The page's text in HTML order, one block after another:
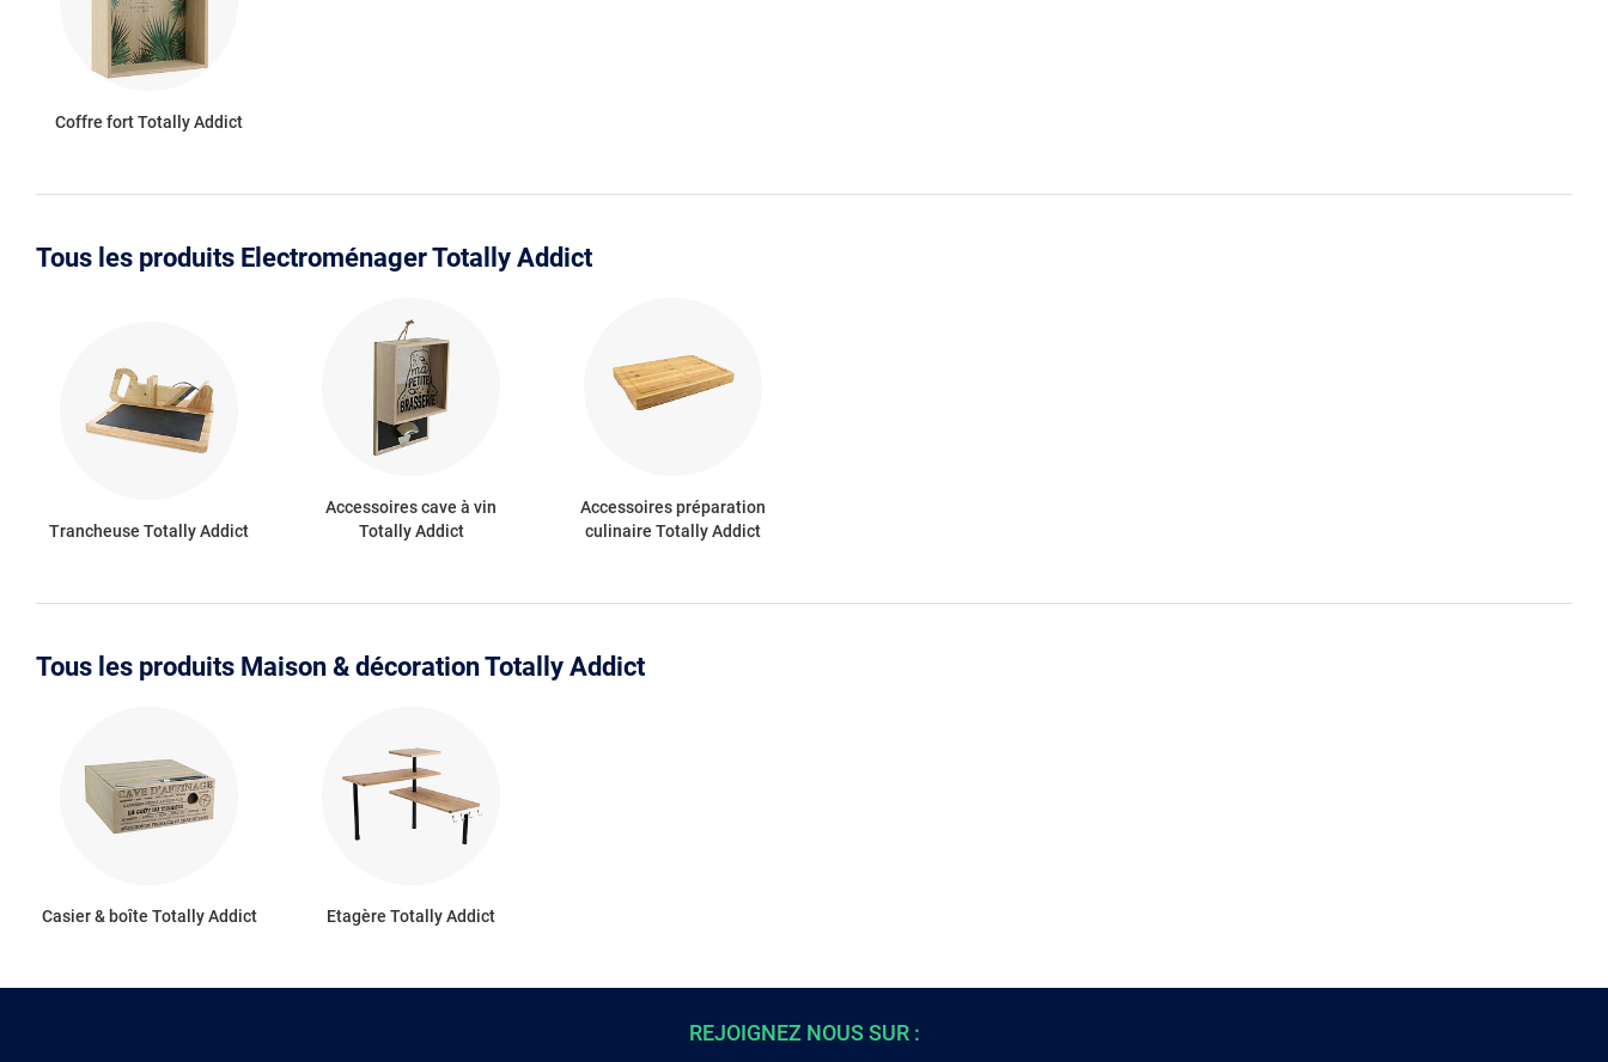
Coffre fort Totally Addict
Tous les produits Electroménager Totally Addict
Trancheuse Totally Addict
Accessoires cave à vin
Totally Addict
Accessoires préparation
culinaire Totally Addict
Tous les produits Maison & décoration Totally Addict
Casier & boîte Totally Addict Etagère Totally Addict
REJOIGNEZ NOUS SUR :